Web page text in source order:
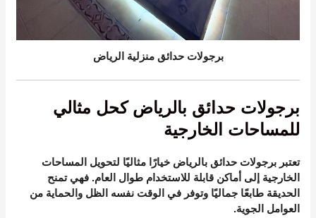
برجولات حدائق منزلية الرياض
برجولات حدائق بالرياض كحل مثالي
للمساحات الخارجية
تعتبر برجولات حدائق بالرياض خيارًا مثاليًا لتحويل المساحات
الخارجية إلى أماكن قابلة للاستخدام طوال العام. فهي تمنح
الحديقة طابعًا جماليًا وتوفر في الوقت نفسه الظل والحماية من
العوامل الجوية.